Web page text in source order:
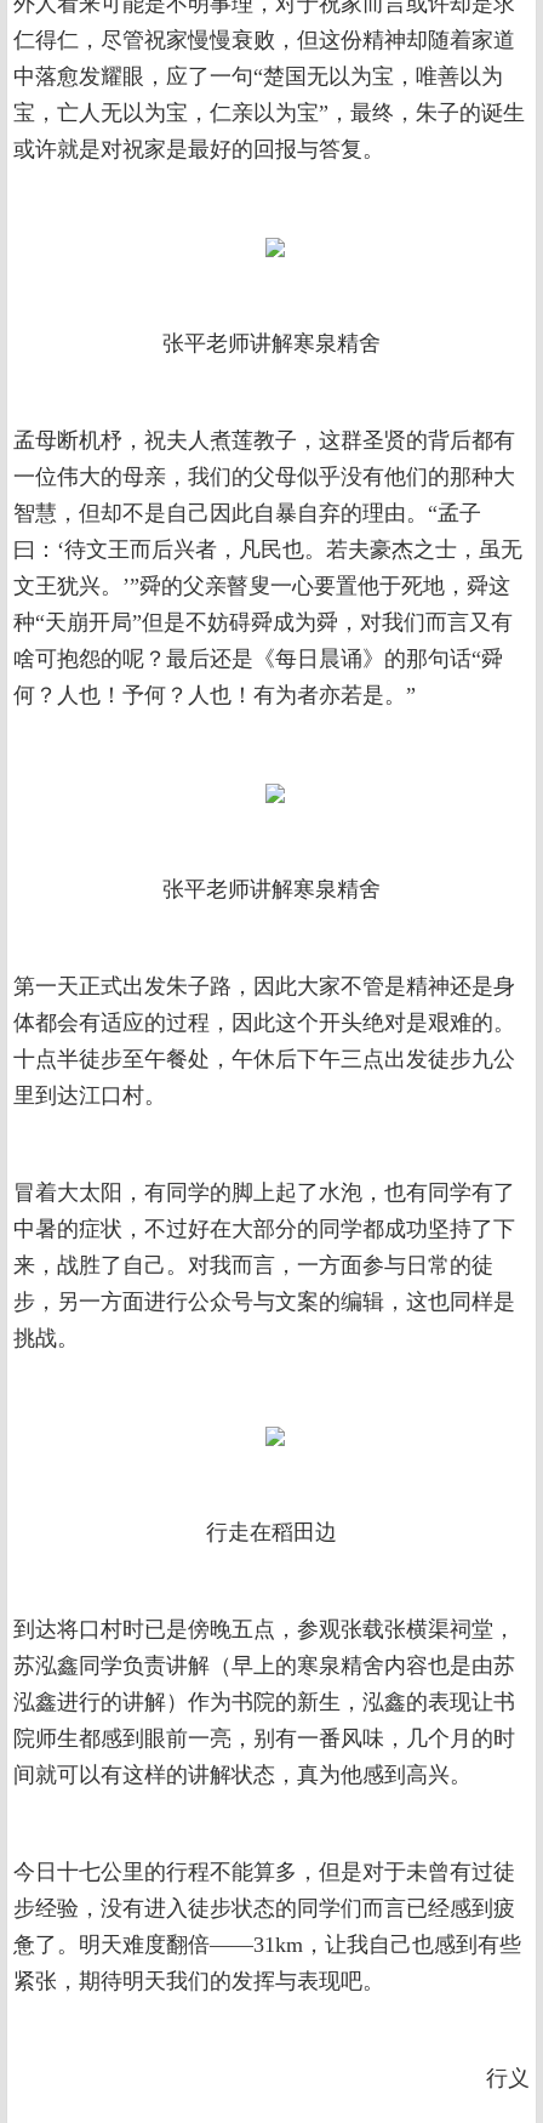
仁得仁，尽管祝家慢慢衰败，但这份精神却随着家道
中落愈发耀眼，应了一句“楚国无以为宝，唯善以为
宝，亡人无以为宝，仁亲以为宝”，最终，朱子的诞生
或许就是对祝家是最好的回报与答复。
张平老师讲解寒泉精舍
孟母断机杼，祝夫人煮莲教子，这群圣贤的背后都有
一位伟大的母亲，我们的父母似乎没有他们的那种大
智慧，但却不是自己因此自暴自弃的理由。“孟子
曰：‘待文王而后兴者，凡民也。若夫豪杰之士，虽无
文王犹兴。’”舜的父亲瞽叟一心要置他于死地，舜这
种“天崩开局”但是不妨碍舜成为舜，对我们而言又有
啥可抱怨的呢？最后还是《每日晨诵》的那句话“舜
何？人也！予何？人也！有为者亦若是。”
张平老师讲解寒泉精舍
第一天正式出发朱子路，因此大家不管是精神还是身
体都会有适应的过程，因此这个开头绝对是艰难的。
十点半徒步至午餐处，午休后下午三点出发徒步九公
里到达江口村。
冒着大太阳，有同学的脚上起了水泡，也有同学有了
中暑的症状，不过好在大部分的同学都成功坚持了下
来，战胜了自己。对我而言，一方面参与日常的徒
步，另一方面进行公众号与文案的编辑，这也同样是
挑战。
行走在稻田边
到达将口村时已是傍晚五点，参观张载张横渠祠堂，
苏泓鑫同学负责讲解（早上的寒泉精舍内容也是由苏
泓鑫进行的讲解）作为书院的新生，泓鑫的表现让书
院师生都感到眼前一亮，别有一番风味，几个月的时
间就可以有这样的讲解状态，真为他感到高兴。
今日十七公里的行程不能算多，但是对于未曾有过徒
步经验，没有进入徒步状态的同学们而言已经感到疲
惫了。明天难度翻倍——31km，让我自己也感到有些
紧张，期待明天我们的发挥与表现吧。
行义